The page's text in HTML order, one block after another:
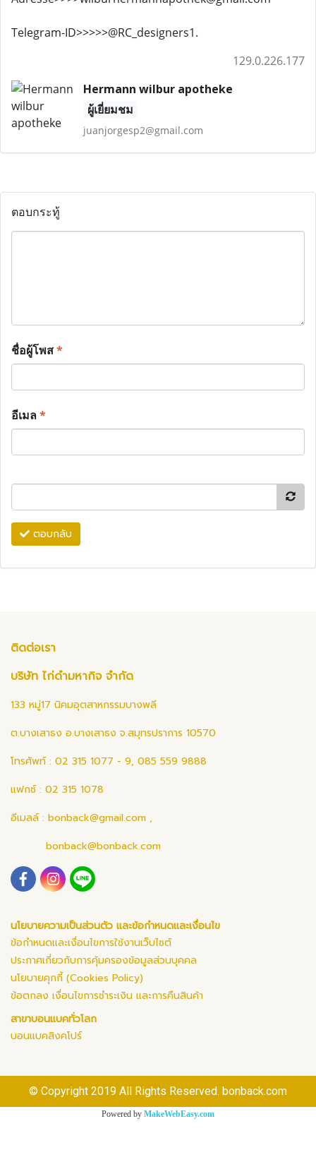
Telegram-ID>>>>>@RC_designers1.
129.0.226.177
Hermann wilbur apotheke
ผู้เยี่ยมชม
juanjorgesp2@gmail.com
ตอบกระทู้
ชื่อผู้โพส*
อีเมล*
ตอบกลับ
ติดต่อเรา
บริษัท ไก่ดำมหากิจ จำกัด
133 หมู่17 นิคมอุตสาหกรรมบางพลี
ต.บางเสาธง อ.บางเสาธง จ.สมุทรปราการ 10570
โทรศัพท์ : 02 315 1077 - 9, 085 559 9888
แฟกซ์ : 02 315 1078
อีเมลล์ : bonback@gmail.com ,
bonback@bonback.com
นโยบายความเป็นส่วนตัว และข้อกำหนดและเงื่อนไข
ข้อกำหนดและเงื่อนไขการใช้งานเว็บไซต์
ประกาศเกี่ยวกับการคุ้มครองข้อมูลส่วนบุคคล
นโยบายคุกกี้ (Cookies Policy)
ข้อตกลง เงื่อนไขการชำระเงิน และการคืนสินค้า
สาขาบอนแบคทั่วโลก
บอนแบคสิงคโปร์
© Copyright 2019 All Rights Reserved. bonback.com
Powered by MakeWebEasy.com